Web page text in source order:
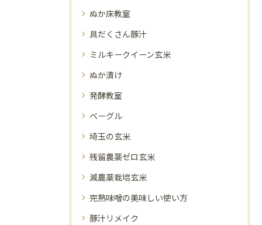
ぬか床教室
具だくさん豚汁
ミルキークイーン玄米
ぬか漬け
発酵教室
ベーグル
埼玉の玄米
残留農薬ゼロ玄米
減農薬栽培玄米
完熟味噌の美味しい使い方
豚汁リメイク